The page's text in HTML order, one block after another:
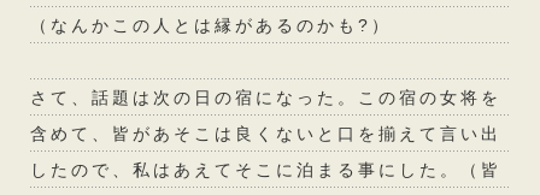
（なんかこの人とは縁があるのかも?）
さて、話題は次の日の宿になった。この宿の女将を
含めて、皆があそこは良くないと口を揃えて言い出
したので、私はあえてそこに泊まる事にした。（皆